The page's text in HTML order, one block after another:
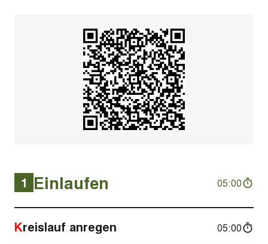
1 Einlaufen 05:00
Kreislauf anregen 05:00